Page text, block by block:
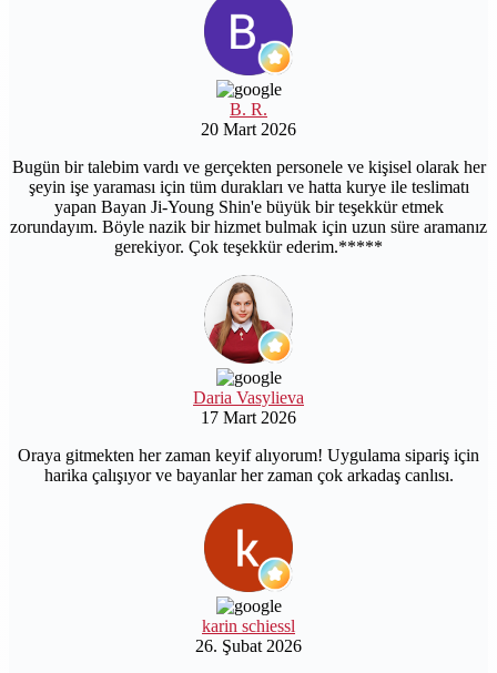
B. R.
20 Mart 2026
Bugün bir talebim vardı ve gerçekten personele ve kişisel olarak her
şeyin işe yaraması için tüm durakları ve hatta kurye ile teslimatı
yapan Bayan Ji-Young Shin'e büyük bir teşekkür etmek
zorundayım. Böyle nazik bir hizmet bulmak için uzun süre aramanız
gerekiyor. Çok teşekkür ederim.*****
Daria Vasylieva
17 Mart 2026
Oraya gitmekten her zaman keyif alıyorum! Uygulama sipariş için
harika çalışıyor ve bayanlar her zaman çok arkadaş canlısı.
karin schiessl
26. Şubat 2026